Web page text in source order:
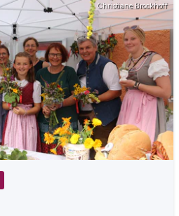
Christiane Brockhoff